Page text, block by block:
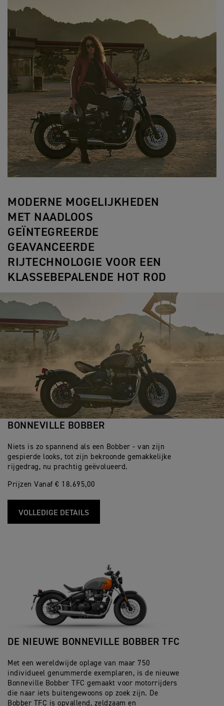
MODERNE MOGELIJKHEDEN
MET NAADLOOS
GEÏNTEGREERDE
GEAVANCEERDE
RIJTECHNOLOGIE VOOR EEN
KLASSEBEPALENDE HOT ROD
BONNEVILLE BOBBER
Niets is zo spannend als een Bobber - van zijn
gespierde looks, tot zijn bekroonde gemakkelijke
rijgedrag, nu prachtig geëvolueerd.
Prijzen Vanaf € 18.695,00
VOLLEDIGE DETAILS
DE NIEUWE BONNEVILLE BOBBER TFC
Met een wereldwijde oplage van maar 750
individueel genummerde exemplaren, is de nieuwe
Bonneville Bobber TFC gemaakt voor motorrijders
die naar iets buitengewoons op zoek zijn. De
Bobber TFC is opvallend, zeldzaam en